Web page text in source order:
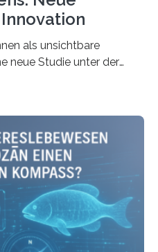
als unsichtbare
neue Studie unter der
Bremen –
Die Überblicksstudie
in Communications Earth
Studie fasst bestehende
und interpretiert sie
das aus hydrothermalen
ganze Ozeanbecken